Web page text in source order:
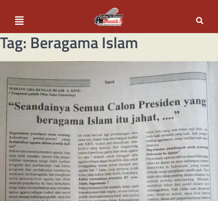
Tag: Beragama Islam